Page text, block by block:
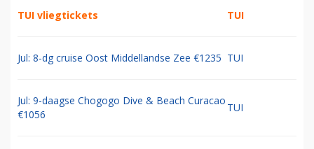
TUI vliegtickets TUI
Jul: 8-dg cruise Oost Middellandse Zee €1235 TUI
Jul: 9-daagse Chogogo Dive & Beach Curacao
€1056
TUI